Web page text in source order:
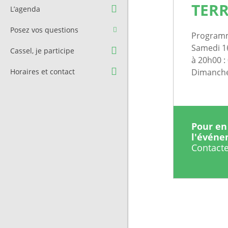
municipale
Contact et Accès
Cimetière
L’agenda
Posez vos questions
Cassel, je participe
Horaires et contact
Samedi
à 20h00
Pour